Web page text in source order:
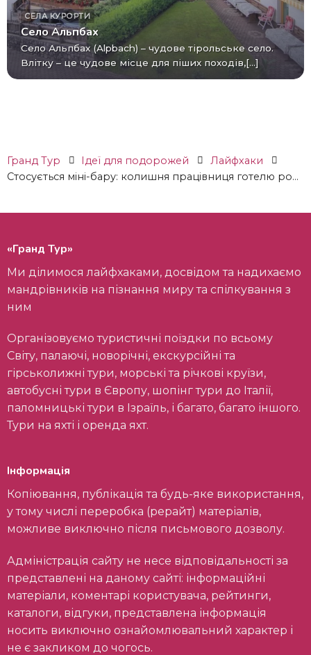
СЕЛА КУРОРТИ
Село Альпбах
Село Альпбах (Alpbach) – чудове тірольське село.
Влітку – це чудове місце для піших походів,[...]
Гранд Тур Ідеї ​​для подорожей
Лайфхаки
Стосується міні-бару: колишня працівниця готелю ро...
«Гранд Тур»
Ми ділимося лайфхаками, досвідом та надихаємо
мандрівників на пізнання миру та спілкування з
ним
Організовуємо туристичні поїздки по всьому
Світу, палаючі, новорічні, екскурсійні та
гірськолижні тури, морські та річкові круїзи,
автобусні тури в Європу, шопінг тури до Італії,
паломницькі тури в Ізраїль, і багато, багато іншого.
Тури на яхті і оренда яхт.
Інформація
Копіювання, публікація та будь-яке використання,
у тому числі переробка (рерайт) матеріалів,
можливе виключно після письмового дозволу.
Адміністрація сайту не несе відповідальності за
представлені на даному сайті: інформаційні
матеріали, коментарі користувача, рейтинги,
каталоги, відгуки, представлена інформація
носить виключно ознайомлювальний характер і
не є закликом до чогось.